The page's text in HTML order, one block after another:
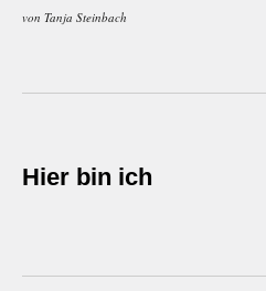
von Tanja Steinbach
Hier bin ich